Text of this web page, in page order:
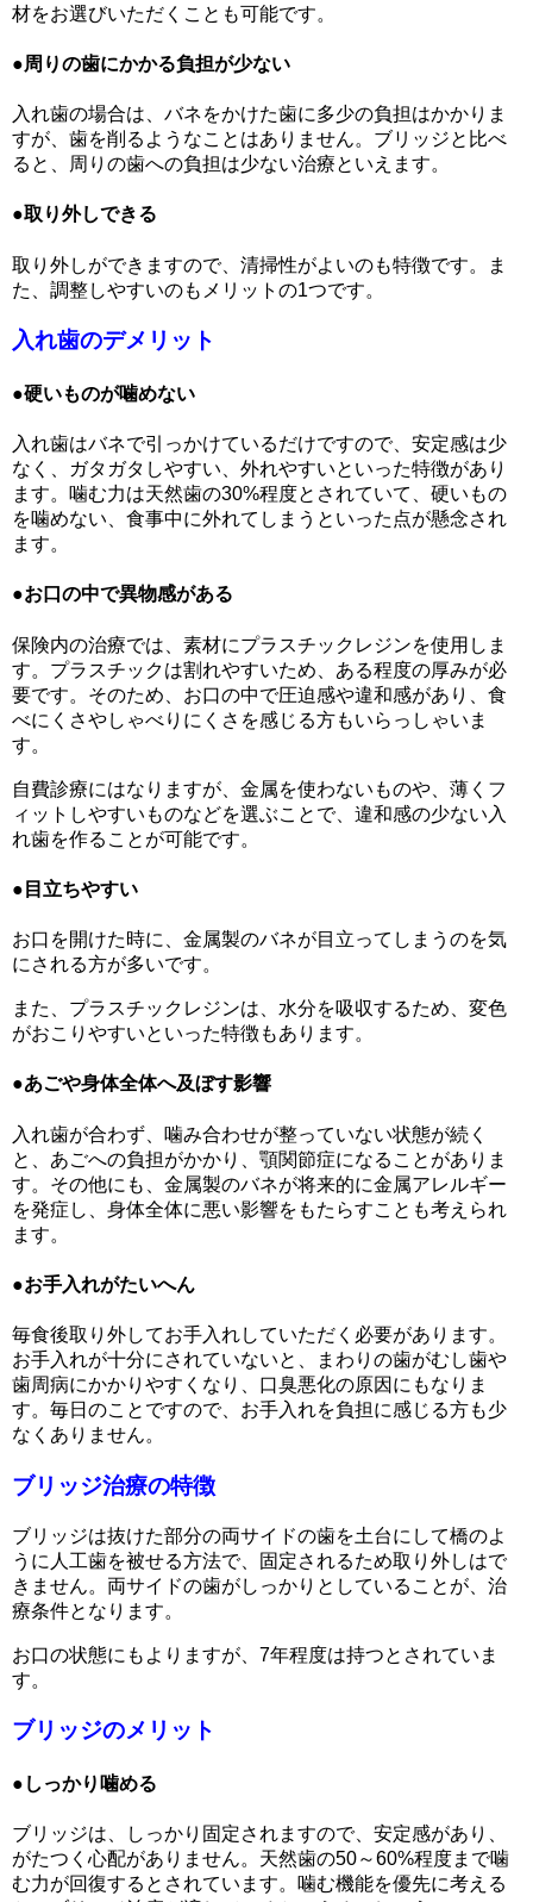
材をお選びいただくことも可能です。
●周りの歯にかかる負担が少ない
入れ歯の場合は、バネをかけた歯に多少の負担はかかりま
すが、歯を削るようなことはありません。ブリッジと比べ
ると、周りの歯への負担は少ない治療といえます。
●取り外しできる
取り外しができますので、清掃性がよいのも特徴です。ま
た、調整しやすいのもメリットの1つです。
入れ歯のデメリット
●硬いものが噛めない
入れ歯はバネで引っかけているだけですので、安定感は少
なく、ガタガタしやすい、外れやすいといった特徴があり
ます。噛む力は天然歯の30%程度とされていて、硬いもの
を噛めない、食事中に外れてしまうといった点が懸念され
ます。
●お口の中で異物感がある
保険内の治療では、素材にプラスチックレジンを使用しま
す。プラスチックは割れやすいため、ある程度の厚みが必
要です。そのため、お口の中で圧迫感や違和感があり、食
べにくさやしゃべりにくさを感じる方もいらっしゃいま
す。
自費診療にはなりますが、金属を使わないものや、薄くフ
ィットしやすいものなどを選ぶことで、違和感の少ない入
れ歯を作ることが可能です。
●目立ちやすい
お口を開けた時に、金属製のバネが目立ってしまうのを気
にされる方が多いです。
また、プラスチックレジンは、水分を吸収するため、変色
がおこりやすいといった特徴もあります。
●あごや身体全体へ及ぼす影響
入れ歯が合わず、噛み合わせが整っていない状態が続く
と、あごへの負担がかかり、顎関節症になることがありま
す。その他にも、金属製のバネが将来的に金属アレルギー
を発症し、身体全体に悪い影響をもたらすことも考えられ
ます。
●お手入れがたいへん
毎食後取り外してお手入れしていただく必要があります。
お手入れが十分にされていないと、まわりの歯がむし歯や
歯周病にかかりやすくなり、口臭悪化の原因にもなりま
す。毎日のことですので、お手入れを負担に感じる方も少
なくありません。
ブリッジ治療の特徴
ブリッジは抜けた部分の両サイドの歯を土台にして橋のよ
うに人工歯を被せる方法で、固定されるため取り外しはで
きません。両サイドの歯がしっかりとしていることが、治
療条件となります。
お口の状態にもよりますが、7年程度は持つとされていま
す。
ブリッジのメリット
●しっかり噛める
ブリッジは、しっかり固定されますので、安定感があり、
がたつく心配がありません。天然歯の50～60%程度まで噛
む力が回復するとされています。噛む機能を優先に考える